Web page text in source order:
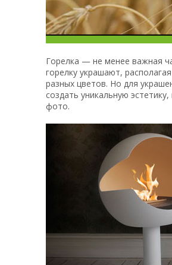
Горелка — не менее важная
горелку украшают,
разных цветов. Но для
создать уникальную
фото.